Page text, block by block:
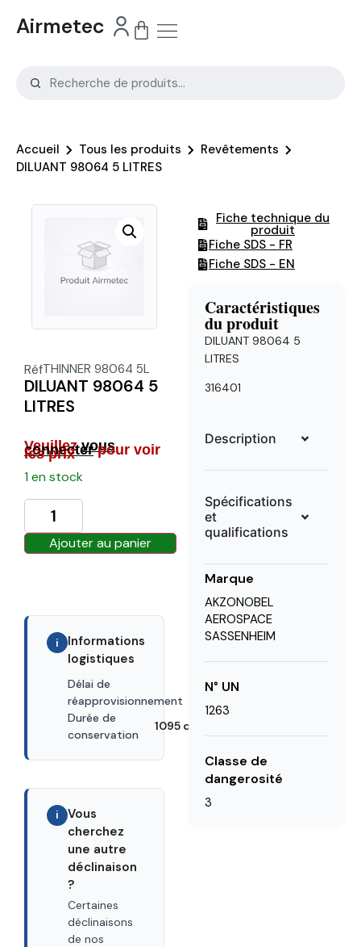
Airmetec
Accueil Tous les produits
Revêtements
DILUANT 98064 5 LITRES
RéfTHINNER 98064 5L
DILUANT 98064 5
LITRES
Veuillezvous
connecterpour voir
les prix
1 en stock
Ajouter au panier
i
Informations
logistiques
Délai de
réapprovisionnement
35 days
Durée de
conservation
1095 days
i
Vous
cherchez
une autre
déclinaison
?
Certaines
déclinaisons
de nos
Fiche technique du
produit
Fiche SDS - FR
Fiche SDS - EN
Caractéristiques
du produit
DILUANT 98064 5
LITRES
316401
Description
Spécifications
et
qualifications
Marque
AKZONOBEL
AEROSPACE
SASSENHEIM
N° UN
1263
Classe de
dangerosité
3